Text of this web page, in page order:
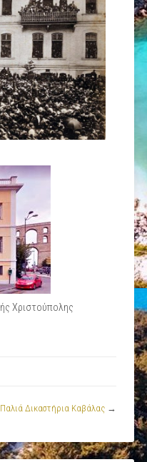
Παλιά Δικαστήρια Καβάλας →